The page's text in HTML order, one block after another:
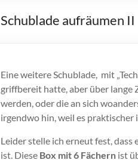
Schublade aufräumen II
Eine weitere Schublade, mit
griffbereit hatte, aber über lange
werden, oder die an sich
irgendwo hin, weil es praktischer
Leider stelle ich erneut fest,
ist. Diese Box mit 6 Fächern ist